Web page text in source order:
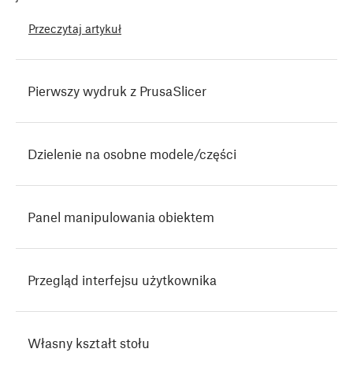
Przeczytaj artykuł
Pierwszy wydruk z PrusaSlicer
Dzielenie na osobne modele/części
Panel manipulowania obiektem
Przegląd interfejsu użytkownika
Własny kształt stołu